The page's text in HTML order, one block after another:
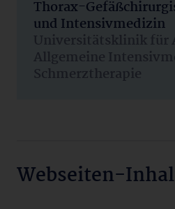
Thorax-
und Intensivmedizin
Universitätsklinik für
Allgemeine
Schmerztherapie
Webseiten-